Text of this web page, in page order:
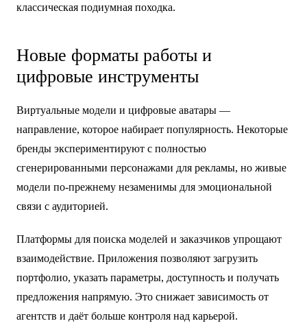
классическая подиумная походка.
Новые форматы работы и
цифровые инструменты
Виртуальные модели и цифровые аватары —
направление, которое набирает популярность. Некоторые
бренды экспериментируют с полностью
сгенерированными персонажами для рекламы, но живые
модели по-прежнему незаменимы для эмоциональной
связи с аудиторией.
Платформы для поиска моделей и заказчиков упрощают
взаимодействие. Приложения позволяют загрузить
портфолио, указать параметры, доступность и получать
предложения напрямую. Это снижает зависимость от
агентств и даёт больше контроля над карьерой.